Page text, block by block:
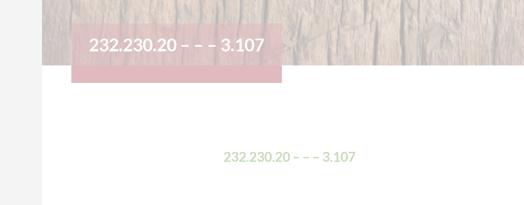
232.230.20 – – – 3.107 ?>
232.230.20 – – – 3.107